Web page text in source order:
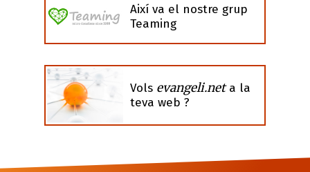
Així va el nostre grup
Teaming
Vols evangeli.neta la
teva web ?